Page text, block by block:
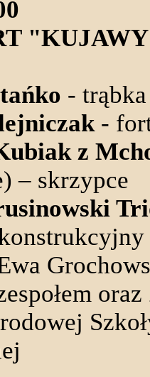
- trąbka
-
z
– skrzypce
oraz